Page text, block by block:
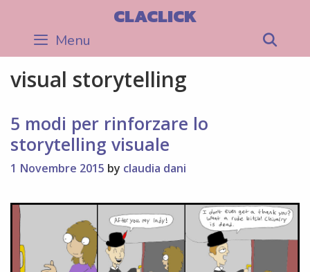
content
CLACLICK
Menu
visual storytelling
5 modi per rinforzare lo
storytelling visuale
1 Novembre 2015 by claudia dani